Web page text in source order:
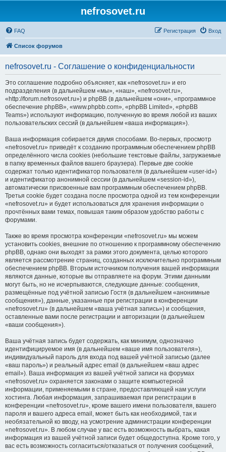
nefrosovet.ru
FAQ Вход
Регистрация
Список форумов
nefrosovet.ru - Соглашение о конфиденциальности
Это соглашение подробно объясняет, как «nefrosovet.ru» и его
подразделения (в дальнейшем «мы», «наш», «nefrosovet.ru»,
«http://forum.nefrosovet.ru») и phpBB (в дальнейшем «они», «программное
обеспечение phpBB», «www.phpbb.com», «phpBB Limited», «phpBB
Teams») используют информацию, полученную во время любой из ваших
пользовательских сессий (в дальнейшем «ваша информация»).
Ваша информация собирается двумя способами. Во-первых, просмотр
«nefrosovet.ru» приведёт к созданию программным обеспечением phpBB
определённого числа cookies (небольшие текстовые файлы, загружаемые
в папку временных файлов вашего браузера). Первые две cookie
содержат только идентификатор пользователя (в дальнейшем «user-id»)
и идентификатор анонимной сессии (в дальнейшем «session-id»),
автоматически присвоенные вам программным обеспечением phpBB.
Третья cookie будет создана после просмотра одной из тем конференции
«nefrosovet.ru» и будет использоваться для хранения информации о
прочтённых вами темах, повышая таким образом удобство работы с
форумами.
Также во время просмотра конференции «nefrosovet.ru» мы можем
установить cookies, внешние по отношению к программному обеспечению
phpBB, однако они выходят за рамки этого документа, целью которого
является рассмотрение страниц, созданных исключительно программным
обеспечением phpBB. Вторым источником получения вашей информации
являются данные, которые вы отправляете на форум. Этими данными
могут быть, но не исчерпываются, следующие данные: сообщения,
размещённые под учётной записью Гостя (в дальнейшем «анонимные
сообщения»), данные, указанные при регистрации в конференции
«nefrosovet.ru» (в дальнейшем «ваша учётная запись») и сообщения,
оставленные вами после регистрации и авторизации (в дальнейшем
«ваши сообщения»).
Ваша учётная запись будет содержать, как минимум, однозначно
идентифицируемое имя (в дальнейшем «ваше имя пользователя»),
индивидуальный пароль для входа под вашей учётной записью (далее
«ваш пароль») и реальный адрес email (в дальнейшем «ваш адрес
email»). Ваша информация из вашей учётной записи на форумах
«nefrosovet.ru» охраняется законами о защите компьютерной
информации, применяемыми в стране, предоставляющей нам услуги
хостинга. Любая информация, запрашиваемая при регистрации в
конференции «nefrosovet.ru», кроме вашего имени пользователя, вашего
пароля и вашего адреса email, может быть как необходимой, так и
необязательной ко вводу, на усмотрение администрации конференции
«nefrosovet.ru». В любом случае у вас есть возможность выбрать, какая
информация из вашей учётной записи будет общедоступна. Кроме того, у
вас есть возможность согласиться/отказаться от получения сообщений,